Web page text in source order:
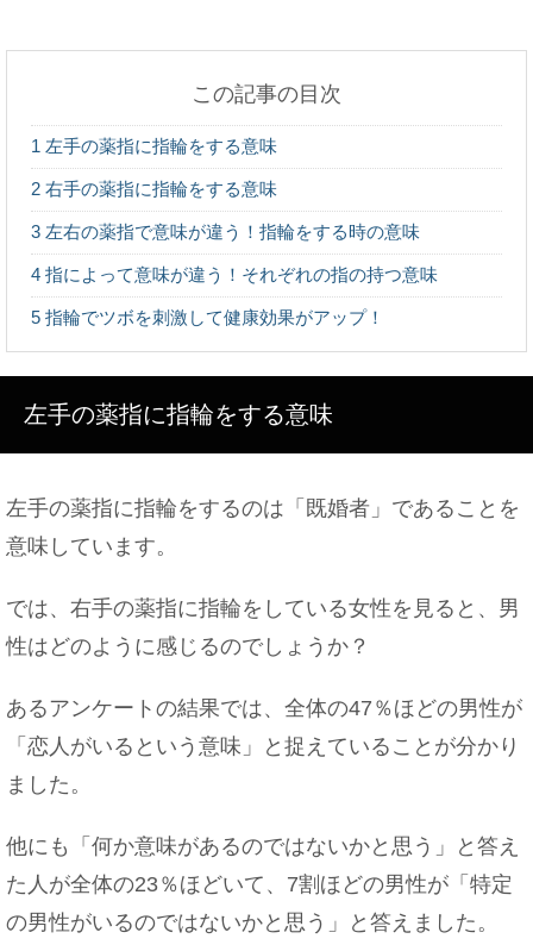
眉毛を上げる心理は？人間の仕草からわかる心理状
態をチェック！
外国人観光客に聞いた日本に来た感想、驚いたこと
など
ピアスを開けた日の運動やお風呂などはＮＧ？注意
バレエに柔軟は必要！厳しい柔軟ストレッチに耐え
るべき
好きな人や彼氏いると嘘をつく『ふり』をする女性
の心理を検証！
この記事の目次
1 左手の薬指に指輪をする意味
2 右手の薬指に指輪をする意味
3 左右の薬指で意味が違う！指輪をする時の意味
4 指によって意味が違う！それぞれの指の持つ意味
5 指輪でツボを刺激して健康効果がアップ！
左手の薬指に指輪をする意味
左手の薬指に指輪をするのは「既婚者」であることを
意味しています。
では、右手の薬指に指輪をしている女性を見ると、男
性はどのように感じるのでしょうか？
あるアンケートの結果では、全体の47％ほどの男性が
「恋人がいるという意味」と捉えていることが分かり
ました。
他にも「何か意味があるのではないかと思う」と答え
た人が全体の23％ほどいて、7割ほどの男性が「特定
の男性がいるのではないかと思う」と答えました。